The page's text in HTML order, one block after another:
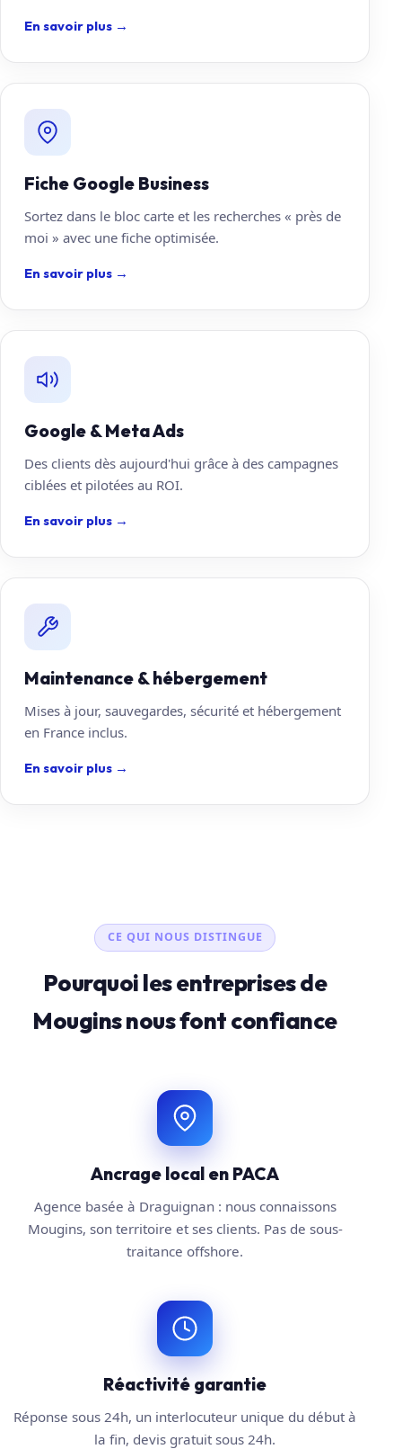
En savoir plus →
Fiche Google Business
Sortez dans le bloc carte et les recherches « près de
moi » avec une fiche optimisée.
En savoir plus →
Google & Meta Ads
Des clients dès aujourd'hui grâce à des campagnes
ciblées et pilotées au ROI.
En savoir plus →
Maintenance & hébergement
Mises à jour, sauvegardes, sécurité et hébergement
en France inclus.
En savoir plus →
CE QUI NOUS DISTINGUE
Pourquoi les entreprises de
Mougins nous font confiance
Ancrage local en PACA
Agence basée à Draguignan : nous connaissons
Mougins, son territoire et ses clients. Pas de sous-
traitance offshore.
Réactivité garantie
Réponse sous 24h, un interlocuteur unique du début à
la fin, devis gratuit sous 24h.